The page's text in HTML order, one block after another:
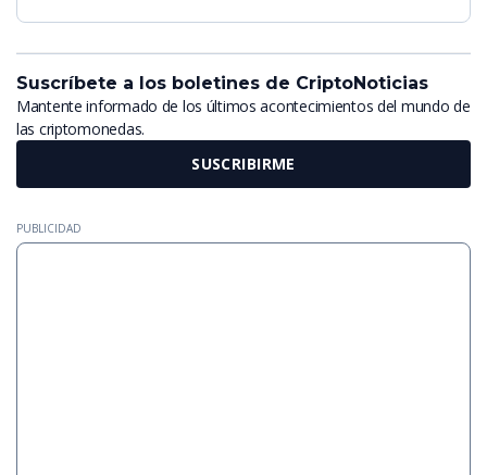
Suscríbete a los boletines de CriptoNoticias
Mantente informado de los últimos acontecimientos del mundo de
las criptomonedas.
SUSCRIBIRME
PUBLICIDAD